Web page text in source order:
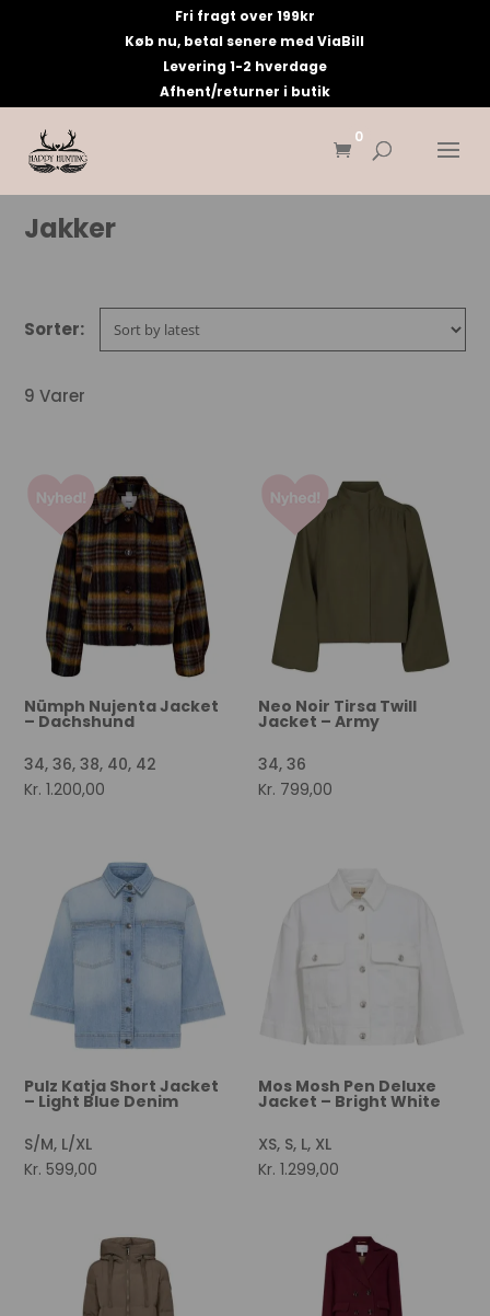
Fri fragt over 199kr
Køb nu, betal senere med ViaBill
Levering 1-2 hverdage
Afhent/returner i butik
0
Jakker
9 Varer
Nümph Nujenta Jacket
– Dachshund
34, 36, 38, 40, 42
Kr. 1.200,00
Neo Noir Tirsa Twill
Jacket – Army
34, 36
Kr. 799,00
Pulz Katja Short Jacket
– Light Blue Denim
S/M, L/XL
Kr. 599,00
Mos Mosh Pen Deluxe
Jacket – Bright White
XS, S, L, XL
Kr. 1.299,00